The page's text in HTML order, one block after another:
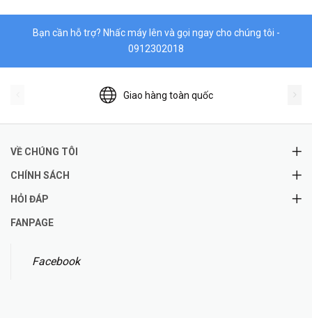
Bạn cần hỗ trợ? Nhấc máy lên và gọi ngay cho chúng tôi -
0912302018
Giao hàng toàn quốc
VỀ CHÚNG TÔI
CHÍNH SÁCH
HỎI ĐÁP
FANPAGE
Facebook